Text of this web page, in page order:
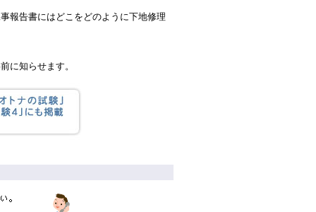
報告書にはどこをどのように下地修理
に知らせます。